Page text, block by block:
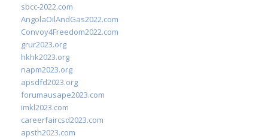
sbcc-2022.com
AngolaOilAndGas2022.com
Convoy4Freedom2022.com
grur2023.org
hkhk2023.org
napm2023.org
apsdfd2023.org
forumausape2023.com
imkl2023.com
careerfaircsd2023.com
apsth2023.com